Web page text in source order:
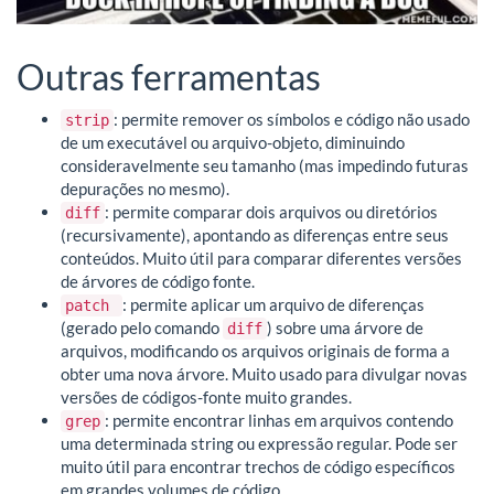
Outras ferramentas
strip : permite remover os símbolos e código não usado
de um executável ou arquivo-objeto, diminuindo
consideravelmente seu tamanho (mas impedindo futuras
depurações no mesmo).
diff : permite comparar dois arquivos ou diretórios
(recursivamente), apontando as diferenças entre seus
conteúdos. Muito útil para comparar diferentes versões
de árvores de código fonte.
patch
: permite aplicar um arquivo de diferenças
(gerado pelo comando diff ) sobre uma árvore de
arquivos, modificando os arquivos originais de forma a
obter uma nova árvore. Muito usado para divulgar novas
versões de códigos-fonte muito grandes.
grep : permite encontrar linhas em arquivos contendo
uma determinada string ou expressão regular. Pode ser
muito útil para encontrar trechos de código específicos
em grandes volumes de código.